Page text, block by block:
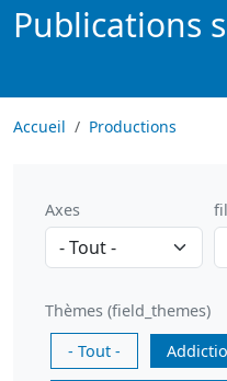
Publications
Accueil Productions
Axes
Thèmes (field_themes)
- Tout -